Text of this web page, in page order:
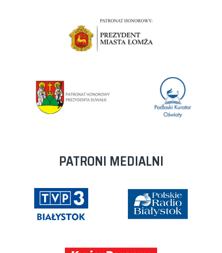
PATRONI MEDIALNI